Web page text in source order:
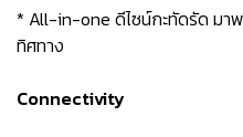
* All-in-one ดีไซน์กะทัดรัด มา
ทิศทาง
Connectivity